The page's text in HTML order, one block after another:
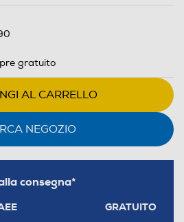
gratuito
AL CARRELLO
NEGOZIO
consegna*
GRATUITO